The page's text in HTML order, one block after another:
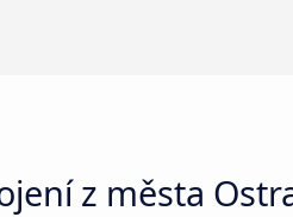
z města